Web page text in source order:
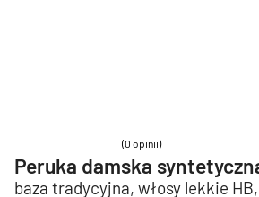
(0 opinii)
Peruka damska
baza tradycyjna, włosy lekkie